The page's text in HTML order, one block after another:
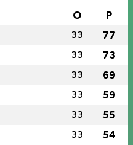
O P
33 77
33 73
33 69
33 59
33 55
33 54